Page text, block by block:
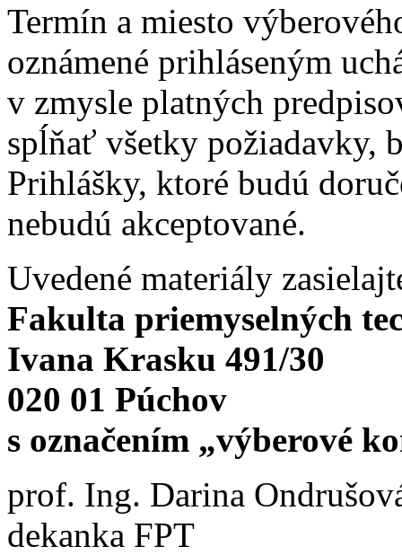
Termín a miesto
oznámené prihláseným
v zmysle platných
spĺňať všetky požiadavky,
Prihlášky, ktoré budú
nebudú akceptované.
Uvedené materiály
Fakulta priemyselných
Ivana Krasku 491/30
020 01 Púchov
s označením „výberové
prof. Ing. Darina
dekanka FPT